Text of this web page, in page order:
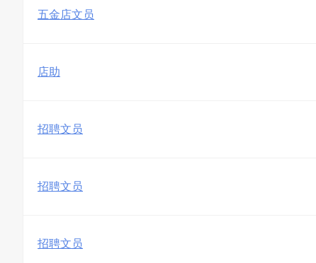
五金店文员
店助
招聘文员
招聘文员
招聘文员